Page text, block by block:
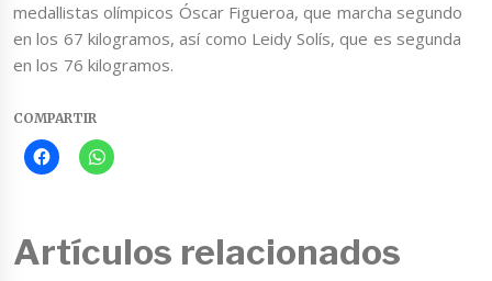
medallistas olímpicos Óscar Figueroa, que marcha segundo
en los 67 kilogramos, así como Leidy Solís, que es segunda
en los 76 kilogramos.
COMPARTIR
Artículos relacionados